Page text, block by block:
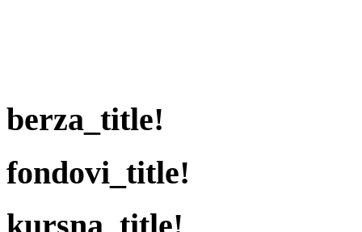
berza_title!
fondovi_title!